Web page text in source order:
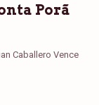
Porã
Caballero Vence